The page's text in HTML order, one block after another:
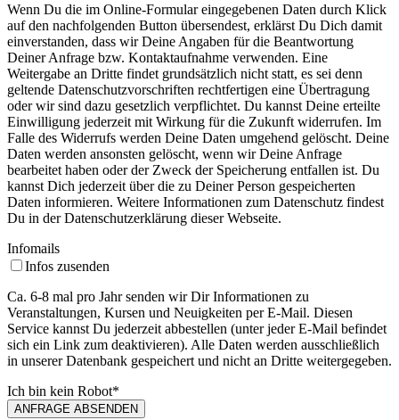
Wenn Du die im Online-Formular eingegebenen Daten durch Klick
auf den nachfolgenden Button übersendest, erklärst Du Dich damit
einverstanden, dass wir Deine Angaben für die Beantwortung
Deiner Anfrage bzw. Kontaktaufnahme verwenden. Eine
Weitergabe an Dritte findet grundsätzlich nicht statt, es sei denn
geltende Datenschutzvorschriften rechtfertigen eine Übertragung
oder wir sind dazu gesetzlich verpflichtet. Du kannst Deine erteilte
Einwilligung jederzeit mit Wirkung für die Zukunft widerrufen. Im
Falle des Widerrufs werden Deine Daten umgehend gelöscht. Deine
Daten werden ansonsten gelöscht, wenn wir Deine Anfrage
bearbeitet haben oder der Zweck der Speicherung entfallen ist. Du
kannst Dich jederzeit über die zu Deiner Person gespeicherten
Daten informieren. Weitere Informationen zum Datenschutz findest
Du in der Datenschutzerklärung dieser Webseite.
Infomails
Infos zusenden
Ca. 6-8 mal pro Jahr senden wir Dir Informationen zu
Veranstaltungen, Kursen und Neuigkeiten per E-Mail. Diesen
Service kannst Du jederzeit abbestellen (unter jeder E-Mail befindet
sich ein Link zum deaktivieren). Alle Daten werden ausschließlich
in unserer Datenbank gespeichert und nicht an Dritte weitergegeben.
Ich bin kein Robot*
ANFRAGE ABSENDEN